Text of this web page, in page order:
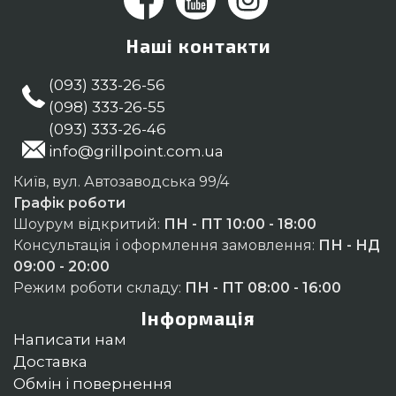
Наші контакти
(093) 333-26-56
(098) 333-26-55
(093) 333-26-46
info@grillpoint.com.ua
Київ, вул. Автозаводська 99/4
Графік роботи
Шоурум відкритий: ПН - ПТ 10:00 - 18:00
Консультація і оформлення замовлення: ПН - НД
09:00 - 20:00
Режим роботи складу: ПН - ПТ 08:00 - 16:00
Інформація
Написати нам
Доставка
Обмін і повернення